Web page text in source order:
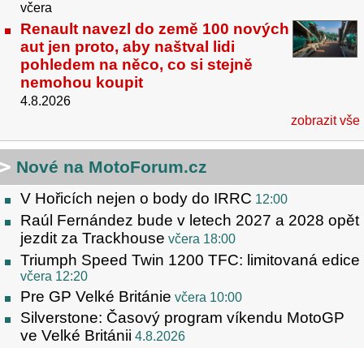
včera
Renault navezl do země 100 nových
aut jen proto, aby naštval lidi
pohledem na něco, co si stejně
nemohou koupit
4.8.2026
zobrazit vše
Nové na MotoForum.cz
V Hořicích nejen o body do IRRC 12:00
Raúl Fernández bude v letech 2027 a 2028 opět
jezdit za Trackhouse včera 18:00
Triumph Speed Twin 1200 TFC: limitovaná edice
včera 12:20
Pre GP Velké Británie včera 10:00
Silverstone: Časový program víkendu MotoGP
ve Velké Británii 4.8.2026